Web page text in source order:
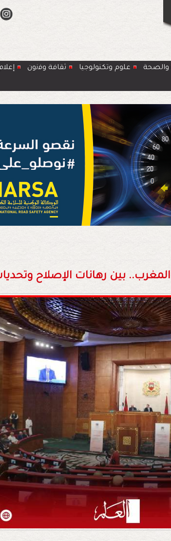
والصحة ﻋﻠوم وتكنولوجيا ﺛﻘﺎﻓﺔ وﻓﻧون
المغرب.. بين رهانات الإصلاح